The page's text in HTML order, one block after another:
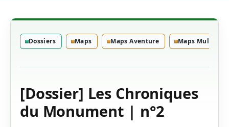
Dossiers Maps Maps Aventure Maps
[Dossier] Les Chroniques
du Monument | n°2